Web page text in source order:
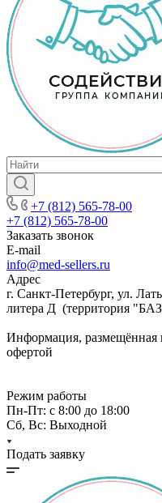
+7 (812) 565-78-00
+7 (812) 565-78-00
Заказать звонок
E-mail
info@med-sellers.ru
Адрес
г. Санкт-Петербург, ул.
литера Д (территория
Информация, размещённая
офертой
Режим работы
Пн-Пт: с 8:00 до 18:00
Сб, Вс: Выходной
Подать заявку